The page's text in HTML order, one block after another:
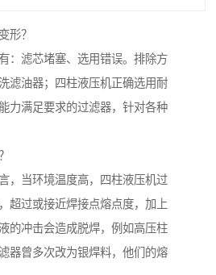
形？
：滤芯堵塞、选用错误。排除方
滤油器；四柱液压机正确选用耐
力满足要求的过滤器，针对各种
，当环境温度高，四柱液压机过
超过或接近焊接点熔点度，加上
的冲击会造成脱焊，例如高压柱
器曾多次改为银焊料，他们的熔